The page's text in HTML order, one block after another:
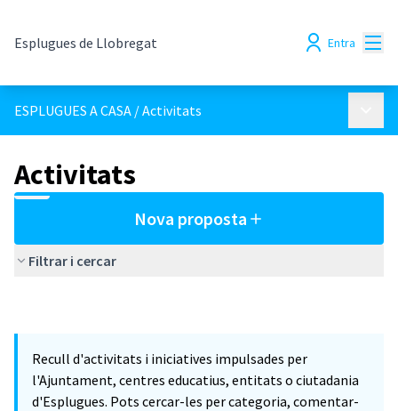
Esplugues de Llobregat Entra
ESPLUGUES A CASA /Activitats
Activitats
Nova proposta
Filtrar i cercar
Recull d'activitats i iniciatives impulsades per
l'Ajuntament, centres educatius, entitats o ciutadania
d'Esplugues. Pots cercar-les per categoria, comentar-